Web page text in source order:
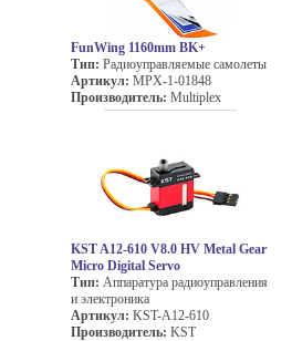
FunWing 1160mm BK+
Тип: Радиоуправляемые самолеты
Артикул: MPX-1-01848
Производитель: Multiplex
KST A12-610 V8.0 HV Metal Gear
Micro Digital Servo
Тип: Аппаратура радиоуправления
и электроника
Артикул: KST-A12-610
Производитель: KST